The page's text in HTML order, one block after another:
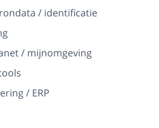
/ identificatie
/ mijnomgeving
/ ERP